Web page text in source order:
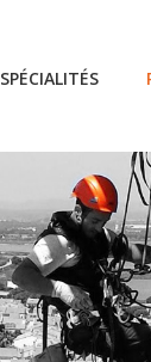
SPÉCIALITÉS